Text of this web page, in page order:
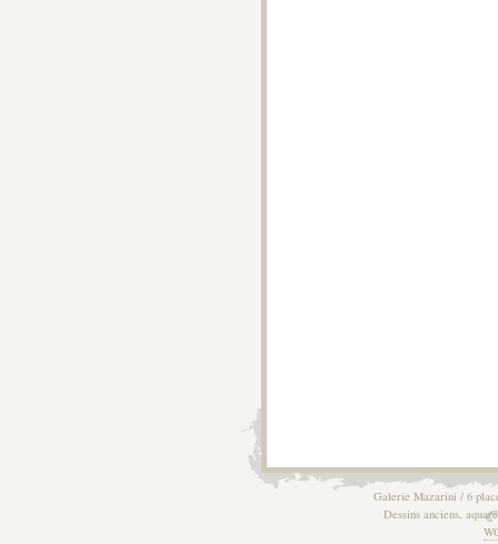
Galerie Mazarini / 6
Dessins anciens,